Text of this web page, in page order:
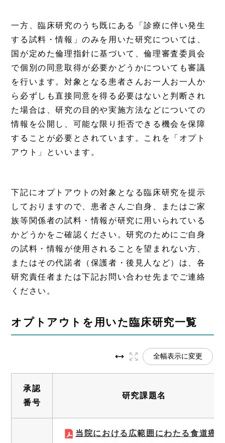
一方、臨床研究のうち既にある「診療に伴い発生
する試料・情報」のみを用いた研究については、
国が定めた倫理指針に基づいて、倫理審査委員会
で個別の同意取得が必要かどうかについても審議
を行います。対象となる患者さんお一人お一人か
ら必ずしも直接同意を得る必要はないと判断され
た場合は、研究の目的や実施方法などについての
情報を公開し、可能な限り拒否できる機会を保障
することが必要とされています。これを「オプト
アウト」といいます。
下記にオプトアウトの対象となる臨床研究を提示
しておりますので、患者さんご自身、またはご家
族等関係者の試料・情報が研究に用いられている
かどうかをご確認ください。研究のためにご自身
の試料・情報が使用されることを望まれない方、
またはその代諾者（保護者・後見人など）は、各
研究責任者または下記お問い合わせ先までご連絡
ください。
オプトアウトを用いた臨床研究一覧
全幅表示に変更
承認
番号
研究課題名
当院における広範囲にわたる食道癌